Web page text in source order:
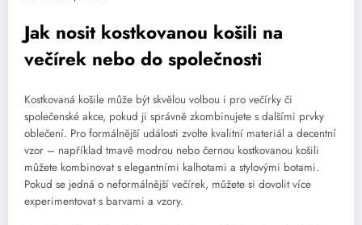
Jak nosit kostkovanou košili na
večírek nebo do společnosti
Kostkovaná košile může být skvělou volbou i pro večírky či
společenské akce, pokud ji správně zkombinujete s dalšími prvky
oblečení. Pro formálnější události zvolte kvalitní materiál a decentní
vzor – například tmavě modrou nebo černou kostkovanou košili
můžete kombinovat s elegantními kalhotami a stylovými botami.
Pokud se jedná o neformálnější večírek, můžete si dovolit více
experimentovat s barvami a vzory.